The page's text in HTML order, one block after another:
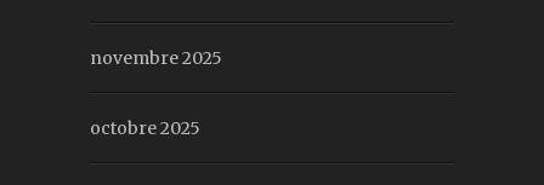
novembre 2025
octobre 2025